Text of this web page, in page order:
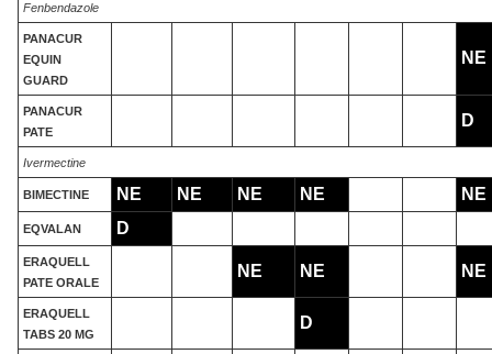
Fenbendazole
PANACUR
EQUIN
GUARD
NE
PANACUR
PATE
D
Ivermectine
BIMECTINE NE NE NE NE NE
EQVALAN D
ERAQUELL
PATE ORALE
NE NE NE
ERAQUELL
TABS 20 MG
D